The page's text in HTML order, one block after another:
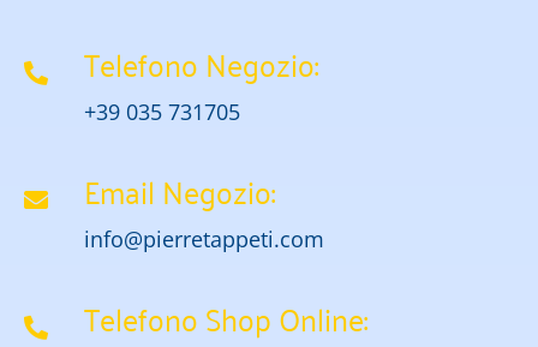
Telefono Negozio:
+39 035 731705
Email Negozio:
info@pierretappeti.com
Telefono Shop Online: